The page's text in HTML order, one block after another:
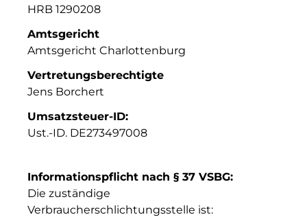
HRB 1290208
Amtsgericht
Amtsgericht Charlottenburg
Vertretungsberechtigte
Jens Borchert
Umsatzsteuer-ID:
Ust.-ID. DE273497008
Informationspflicht nach § 37 VSBG:
Die zuständige
Verbraucherschlichtungsstelle ist: